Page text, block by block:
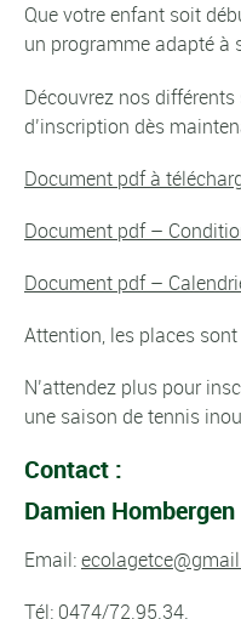
Que votre enfant soit
un programme adapté à
Découvrez nos
d’inscription dès
Document pdf à
Document pdf –
Document pdf –
Attention, les places
N’attendez plus pour
une saison de tennis
Contact :
Damien Hombergen
Email:
Tél: 0474/72.95.34.